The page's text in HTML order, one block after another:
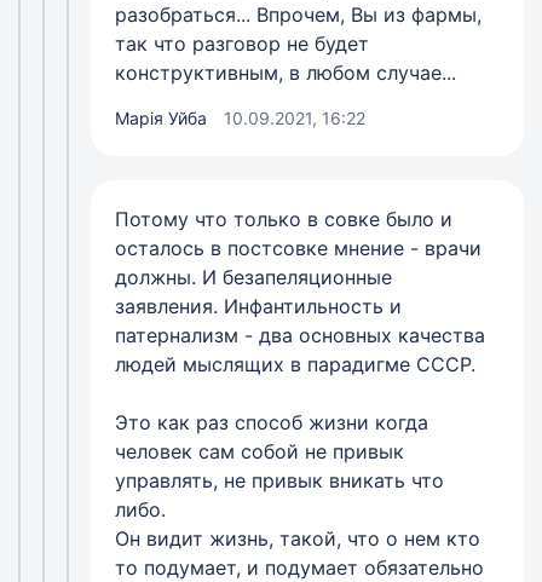
разобраться... Впрочем, Вы из фармы,
так что разговор не будет
конструктивным, в любом случае...
Марія Уйба 10.09.2021, 16:22
Потому что только в совке было и
осталось в постсовке мнение - врачи
должны. И безапеляционные
заявления. Инфантильность и
патернализм - два основных качества
людей мыслящих в парадигме СССР.
Это как раз способ жизни когда
человек сам собой не привык
управлять, не привык вникать что
либо.
Он видит жизнь, такой, что о нем кто
то подумает, и подумает обязательно